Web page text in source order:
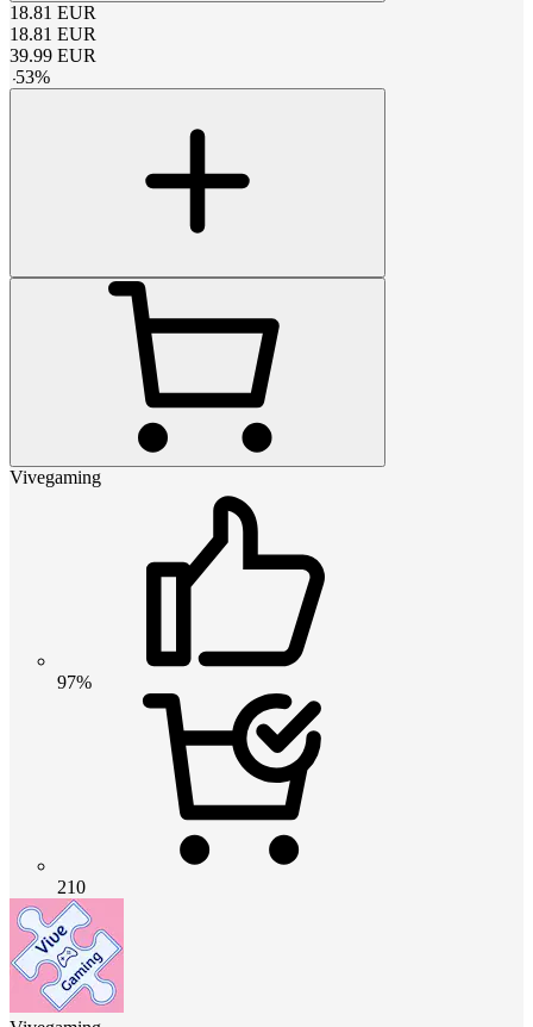
18.81 EUR
18.81 EUR
39.99 EUR
-53%
Vivegaming
97%
210